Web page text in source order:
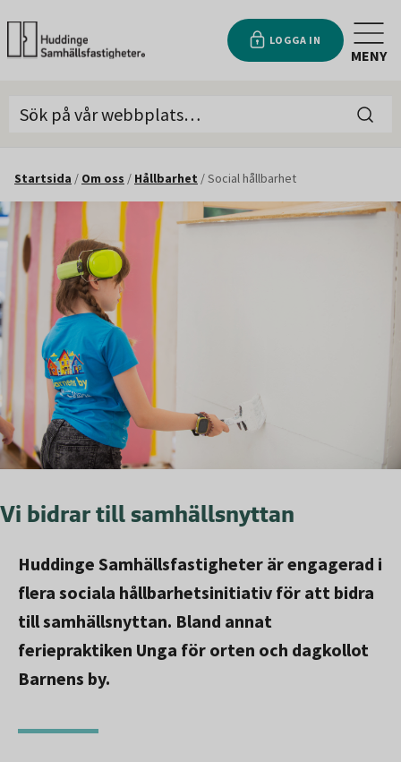
LOGGA IN
MENY
Startsida / Om oss / Hållbarhet /Social hållbarhet
Vi bidrar till samhällsnyttan
Huddinge Samhällsfastigheter är engagerad i
flera sociala hållbarhetsinitiativ för att bidra
till samhällsnyttan. Bland annat
feriepraktiken Unga för orten och dagkollot
Barnens by.